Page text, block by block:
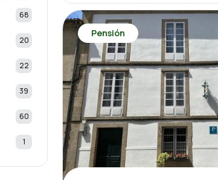
68
20
22
39
60
1
Pensión